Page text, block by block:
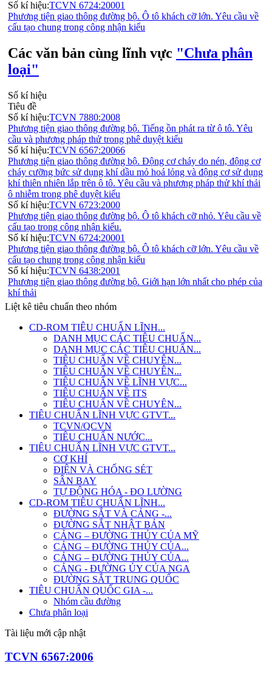
Số kí hiệu:TCVN 6724:20001
Phương tiện giao thông đường bộ. Ô tô khách cỡ lớn. Yêu cầu về
cấu tạo chung trong công nhận kiểu
Các văn bản cùng lĩnh vực "Chưa phân
loại"
Số kí hiệu
Tiêu đề
Số kí hiệu:TCVN 7880:2008
Phương tiện giao thông đường bộ. Tiếng ồn phát ra từ ô tô. Yêu
cầu và phương pháp thử trong phê duyệt kiểu
Số kí hiệu:TCVN 6567:20066
Phương tiện giao thông đường bộ. Động cơ cháy do nén, động cơ
cháy cưỡng bức sử dụng khí dầu mỏ hoá lỏng và động cơ sử dụng
khí thiên nhiên lắp trên ô tô. Yêu cầu và phương pháp thử khí thải
ô nhiễm trong phê duyệt kiểu
Số kí hiệu:TCVN 6723:2000
Phương tiện giao thông đường bộ. Ô tô khách cỡ nhỏ. Yêu cầu về
cấu tạo trong công nhận kiểu.
Số kí hiệu:TCVN 6724:20001
Phương tiện giao thông đường bộ. Ô tô khách cỡ lớn. Yêu cầu về
cấu tạo chung trong công nhận kiểu
Số kí hiệu:TCVN 6438:2001
Phương tiện giao thông đường bộ. Giới hạn lớn nhất cho phép của
khí thải
Liệt kê tiêu chuẩn theo nhóm
CD-ROM TIÊU CHUẨN LĨNH...
DANH MỤC CÁC TIÊU CHUẨN...
DANH MỤC CÁC TIÊU CHUẨN...
TIÊU CHUẨN VỀ CHUYÊN...
TIÊU CHUẨN VỀ CHUYÊN...
TIÊU CHUẨN VỀ LĨNH VỰC...
TIÊU CHUẨN VỀ ITS
TIÊU CHUẨN VỀ CHUYÊN...
TIÊU CHUẨN LĨNH VỰC GTVT...
TCVN/QCVN
TIÊU CHUẨN NƯỚC...
TIÊU CHUẨN LĨNH VỰC GTVT...
CƠ KHÍ
ĐIỆN VÀ CHỐNG SÉT
SÂN BAY
TỰ ĐỘNG HÓA - ĐO LƯỜNG
CD-ROM TIÊU CHUẨN LĨNH...
ĐƯỜNG SẮT VÀ CẢNG -...
ĐƯỜNG SẮT NHẬT BẢN
CẢNG – ĐƯỜNG THỦY CỦA MỸ
CẢNG – ĐƯỜNG THỦY CỦA...
CẢNG – ĐƯỜNG THỦY CỦA...
CẢNG - ĐƯỜNG ỦY CỦA NGA
ĐƯỜNG SẮT TRUNG QUỐC
TIÊU CHUẨN QUỐC GIA -...
Nhóm cầu đường
Chưa phân loại
Tài liệu mới cập nhật
TCVN 6567:2006